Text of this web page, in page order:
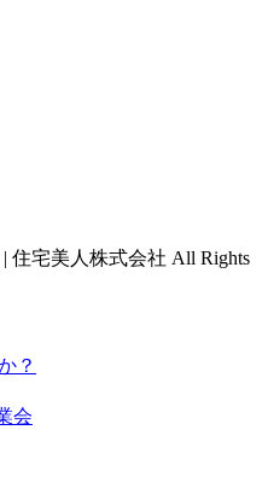
住宅美人株式会社 All Rights
？
会